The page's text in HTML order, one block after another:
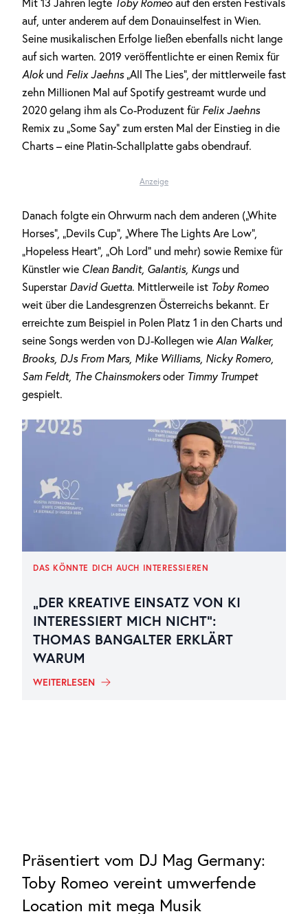
Mit 13 Jahren legte Toby Romeo auf den ersten Festivals
auf, unter anderem auf dem Donauinselfest in Wien.
Seine musikalischen Erfolge ließen ebenfalls nicht lange
auf sich warten. 2019 veröffentlichte er einen Remix für
Alok und Felix Jaehns„All The Lies“, der mittlerweile fast
zehn Millionen Mal auf Spotify gestreamt wurde und
2020 gelang ihm als Co-Produzent fürFelix Jaehns
Remix zu „Some Say“ zum ersten Mal der Einstieg in die
Charts – eine Platin-Schallplatte gabs obendrauf.
Anzeige
Danach folgte ein Ohrwurm nach dem anderen („White
Horses“, „Devils Cup“, „Where The Lights Are Low“,
„Hopeless Heart“, „Oh Lord“ und mehr) sowie Remixe für
Künstler wie Clean Bandit, Galantis, Kungsund
Superstar David Guetta. Mittlerweile ist Toby Romeo
weit über die Landesgrenzen Österreichs bekannt. Er
erreichte zum Beispiel in Polen Platz 1 in den Charts und
seine Songs werden von DJ-Kollegen wie Alan Walker,
Brooks, DJs From Mars, Mike Williams, Nicky Romero,
Sam Feldt, The Chainsmokersoder Timmy Trumpet
gespielt.
DAS KÖNNTE DICH AUCH INTERESSIEREN
„DER KREATIVE EINSATZ VON KI
INTERESSIERT MICH NICHT“:
THOMAS BANGALTER ERKLÄRT
WARUM
WEITERLESEN
Präsentiert vom DJ Mag Germany:
Toby Romeo vereint umwerfende
Location mit mega Musik